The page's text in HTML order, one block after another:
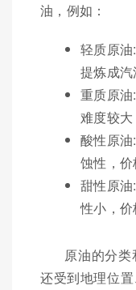
油，例如：
轻质原
提炼成汽
重质原
难度较大
酸性原
蚀性，价
甜性原
性小，价
原油的分类
还受到地理位